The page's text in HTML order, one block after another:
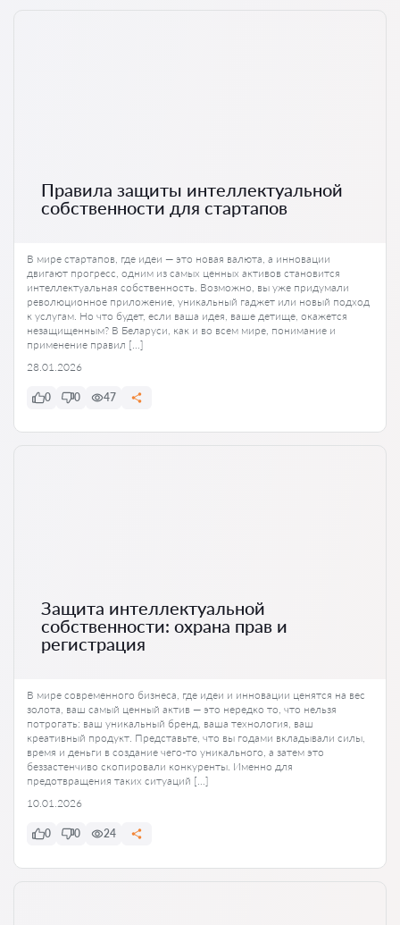
Правила защиты интеллектуальной
собственности для стартапов
В мире стартапов, где идеи — это новая валюта, а инновации
двигают прогресс, одним из самых ценных активов становится
интеллектуальная собственность. Возможно, вы уже придумали
революционное приложение, уникальный гаджет или новый подход
к услугам. Но что будет, если ваша идея, ваше детище, окажется
незащищенным? В Беларуси, как и во всем мире, понимание и
применение правил […]
28.01.2026
0 0 47
Защита интеллектуальной
собственности: охрана прав и
регистрация
В мире современного бизнеса, где идеи и инновации ценятся на вес
золота, ваш самый ценный актив — это нередко то, что нельзя
потрогать: ваш уникальный бренд, ваша технология, ваш
креативный продукт. Представьте, что вы годами вкладывали силы,
время и деньги в создание чего-то уникального, а затем это
беззастенчиво скопировали конкуренты. Именно для
предотвращения таких ситуаций […]
10.01.2026
0 0 24